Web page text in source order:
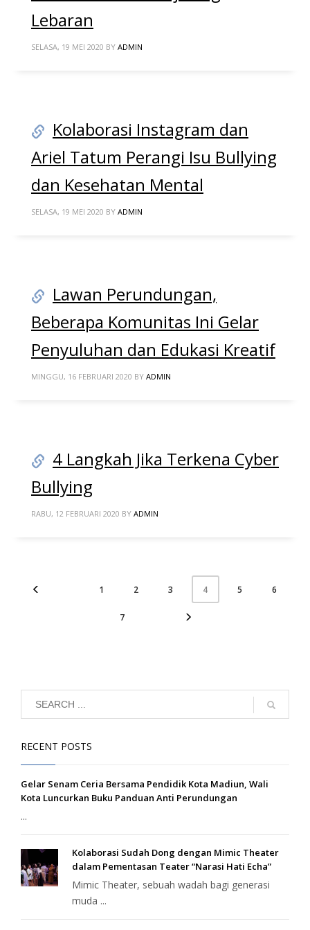
Lebaran
SELASA, 19 MEI 2020 BY ADMIN
Kolaborasi Instagram dan
Ariel Tatum Perangi Isu Bullying
dan Kesehatan Mental
SELASA, 19 MEI 2020 BY ADMIN
Lawan Perundungan,
Beberapa Komunitas Ini Gelar
Penyuluhan dan Edukasi Kreatif
MINGGU, 16 FEBRUARI 2020 BY ADMIN
4 Langkah Jika Terkena Cyber
Bullying
RABU, 12 FEBRUARI 2020 BY ADMIN
1 2 3 4 5 6
7
RECENT POSTS
Gelar Senam Ceria Bersama Pendidik Kota Madiun, Wali
Kota Luncurkan Buku Panduan Anti Perundungan
...
Kolaborasi Sudah Dong dengan Mimic Theater
dalam Pementasan Teater “Narasi Hati Echa”
Mimic Theater, sebuah wadah bagi generasi
muda ...